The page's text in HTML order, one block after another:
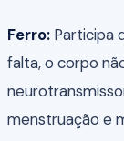
Ferro: Participa
falta, o corpo
menstruação e